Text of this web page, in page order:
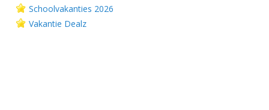
Schoolvakanties 2026
Vakantie Dealz